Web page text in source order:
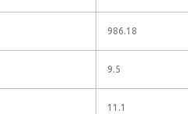
986.18
9.5
11.1